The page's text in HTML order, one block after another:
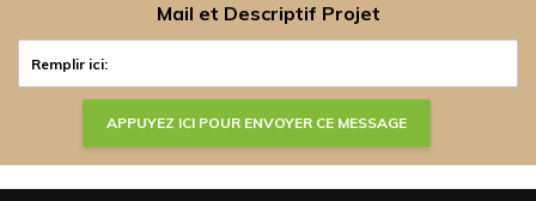
Mail et Descriptif Projet